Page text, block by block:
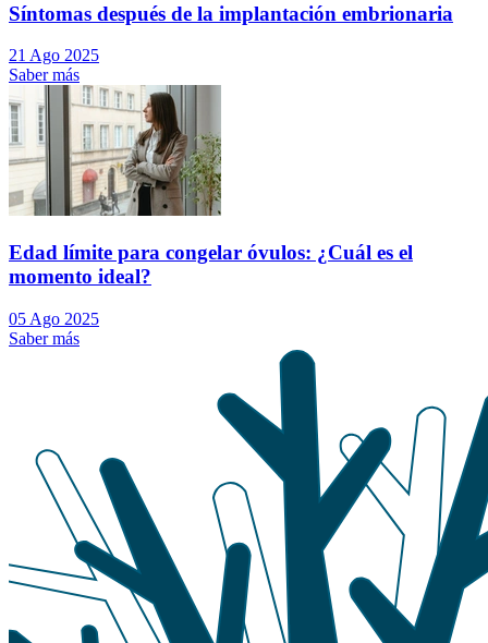
Síntomas después de la implantación embrionaria
21 Ago 2025
Saber más
Edad límite para congelar óvulos: ¿Cuál es el
momento ideal?
05 Ago 2025
Saber más